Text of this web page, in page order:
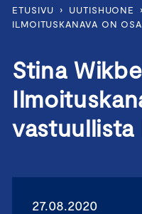
ETUSIVU › UUTISHUONE ›
ILMOITUSKANAVA ON
Stina
vastuullista
27.08.2020